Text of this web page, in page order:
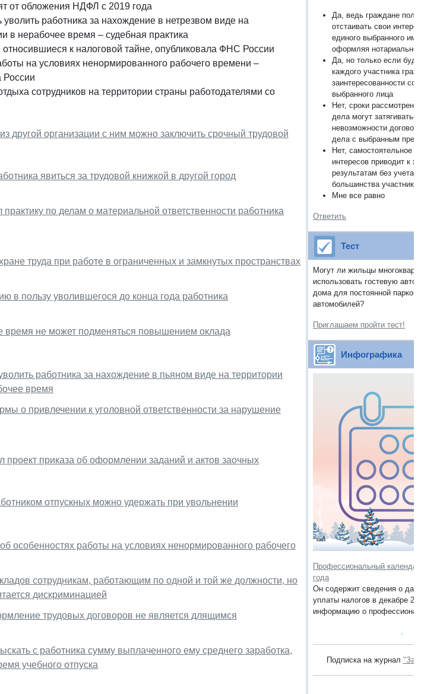
от обложения НДФЛ с 2019 года
уволить работника за нахождение в нетрезвом виде на
в нерабочее время – судебная практика
относившиеся к налоговой тайне, опубликовала ФНС России
на условиях ненормированного рабочего времени –
России
сотрудников на территории страны работодателями со
другой организации с ним можно заключить срочный трудовой
явиться за трудовой книжкой в другой город
по делам о материальной ответственности работника
труда при работе в ограниченных и замкнутых пространствах
в пользу уволившегося до конца года работника
время не может подменяться повышением оклада
работника за нахождение в пьяном виде на территории
время
о привлечении к уголовной ответственности за нарушение
проект приказа об оформлении заданий и актов заочных
отпускных можно удержать при увольнении
особенностях работы на условиях ненормированного рабочего
сотрудникам, работающим по одной и той же должности, но
дискриминацией
трудовых договоров не является длящимся
с работника сумму выплаченного ему среднего заработка,
учебного отпуска
Да, ведь граждане
отстаивать свои
единого выбранного
оформляя
Да, но только если
каждого участника
заинтересованности со
выбранного лица
Нет, сроки
дела могут
невозможности
дела с выбранным
Нет, самостоятельное
интересов приводит к
результатам без учета
большинства
Мне все равно
Ответить
Тест
Могут ли жильцы
использовать гостевую
дома для постоянной
автомобилей?
Приглашаем пройти тест!
Инфографика
Профессиональный
года
Он содержит сведения о
уплаты налогов в декабре
информацию о
Подписка на журнал